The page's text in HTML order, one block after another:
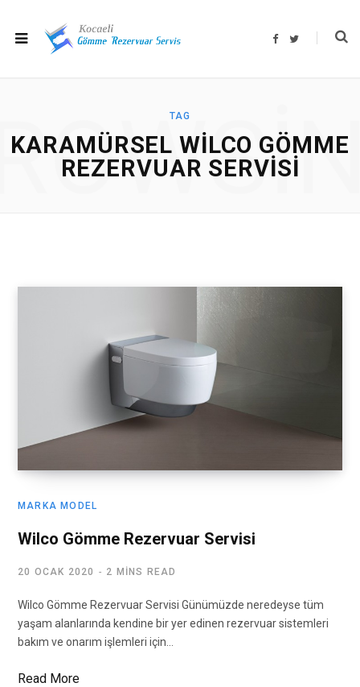
F
T
TAG
KARAMÜRSEL WILCO GÖMME
REZERVUAR SERVISI
MARKA MODEL
Wilco Gömme Rezervuar Servisi
20 OCAK 2020 2 MINS READ
Wilco Gömme Rezervuar Servisi Günümüzde neredeyse tüm
yaşam alanlarında kendine bir yer edinen rezervuar sistemleri
bakım ve onarım işlemleri için…
Read More